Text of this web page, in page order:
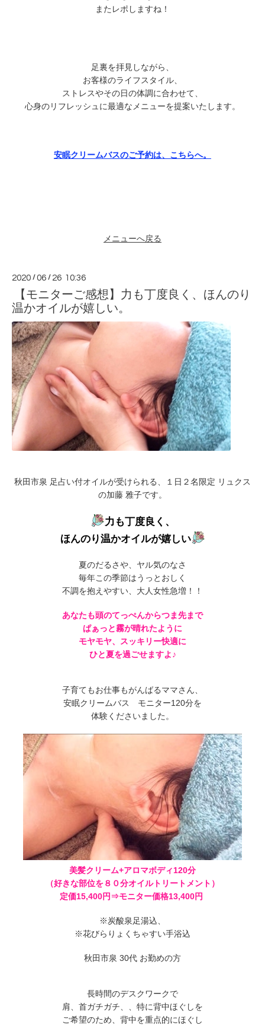
またレポしますね！
足裏を拝見しながら、
お客様のライフスタイル、
ストレスやその日の体調に合わせて、
心身のリフレッシュに最適なメニューを提案いたします。
安眠クリームバスのご予約は、こちらへ。
メニューへ戻る
2020 /06 / 26 10:36
【モニターご感想】力も丁度良く、ほんのり
温かオイルが嬉しい。
秋田市泉 足占い付オイルが受けられる、１日２名限定 リュクス
の加藤 雅子です。
力も丁度良く、
ほんのり温かオイルが嬉しい
夏のだるさや、ヤル気のなさ
毎年この季節はうっとおしく
不調を抱えやすい、大人女性急増！！
あなたも頭のてっぺんからつま先まで
ぱぁっと霧が晴れたように
モヤモヤ、スッキリー快適に
ひと夏を過ごせますよ♪
子育てもお仕事もがんばるママさん、
安眠クリームバス モニター120分を
体験くださいました。
美髪クリーム+アロマボディ120分
（好きな部位を８０分オイルトリートメント）
定価15,400円⇒モニター価格13,400円
※炭酸泉足湯込、
※花びらりょくちゃすい手浴込
秋田市泉 30代 お勤めの方
長時間のデスクワークで
肩、首ガチガチ、、特に背中ほぐしを
ご希望のため、背中を重点的にほぐし